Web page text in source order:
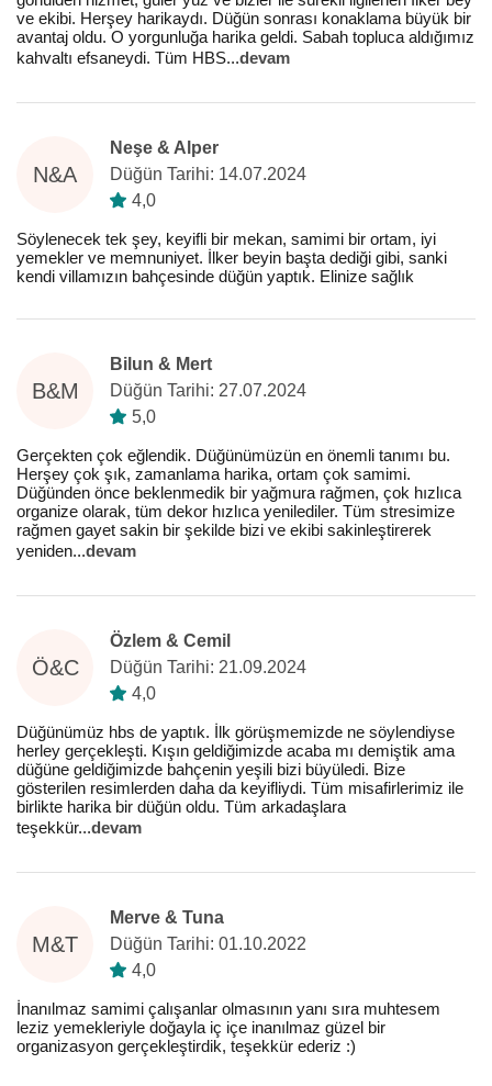
ve ekibi. Herşey harikaydı. Düğün sonrası konaklama büyük bir
avantaj oldu. O yorgunluğa harika geldi. Sabah topluca aldığımız
kahvaltı efsaneydi. Tüm HBS...devam
N&A
Neşe & Alper
Düğün Tarihi: 14.07.2024
4,0
Söylenecek tek şey, keyifli bir mekan, samimi bir ortam, iyi
yemekler ve memnuniyet. İlker beyin başta dediği gibi, sanki
kendi villamızın bahçesinde düğün yaptık. Elinize sağlık
B&M
Bilun & Mert
Düğün Tarihi: 27.07.2024
5,0
Gerçekten çok eğlendik. Düğünümüzün en önemli tanımı bu.
Herşey çok şık, zamanlama harika, ortam çok samimi.
Düğünden önce beklenmedik bir yağmura rağmen, çok hızlıca
organize olarak, tüm dekor hızlıca yenilediler. Tüm stresimize
rağmen gayet sakin bir şekilde bizi ve ekibi sakinleştirerek
yeniden...devam
Ö&C
Özlem & Cemil
Düğün Tarihi: 21.09.2024
4,0
Düğünümüz hbs de yaptık. İlk görüşmemizde ne söylendiyse
herley gerçekleşti. Kışın geldiğimizde acaba mı demiştik ama
düğüne geldiğimizde bahçenin yeşili bizi büyüledi. Bize
gösterilen resimlerden daha da keyifliydi. Tüm misafirlerimiz ile
birlikte harika bir düğün oldu. Tüm arkadaşlara
teşekkür...devam
M&T
Merve & Tuna
Düğün Tarihi: 01.10.2022
4,0
İnanılmaz samimi çalışanlar olmasının yanı sıra muhtesem
leziz yemekleriyle doğayla iç içe inanılmaz güzel bir
organizasyon gerçekleştirdik, teşekkür ederiz :)